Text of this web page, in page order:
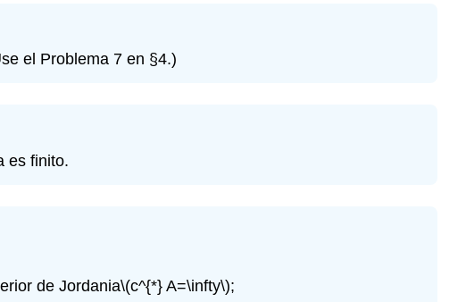
el Problema 7 en §4.)
es finito.
de Jordania\(c^{*} A=\infty\);